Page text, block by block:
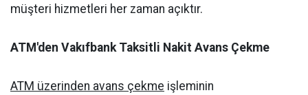
müşteri hizmetleri her zaman açıktır.
ATM'den Vakıfbank Taksitli Nakit Avans Çekme
ATM üzerinden avans çekme işleminin